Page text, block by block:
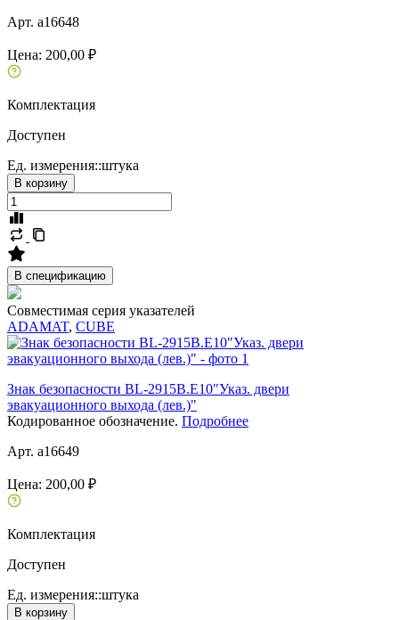
Арт. a16648
Цена: 200,00 ₽
Комплектация
Доступен
Ед. измерения::штука
В корзину
В спецификацию
Совместимая серия указателей
ADAMAT, CUBE
Знак безопасности BL-2915B.E10"Указ. двери
эвакуационного выхода (лев.)"
Кодированное обозначение. Подробнее
Арт. a16649
Цена: 200,00 ₽
Комплектация
Доступен
Ед. измерения::штука
В корзину